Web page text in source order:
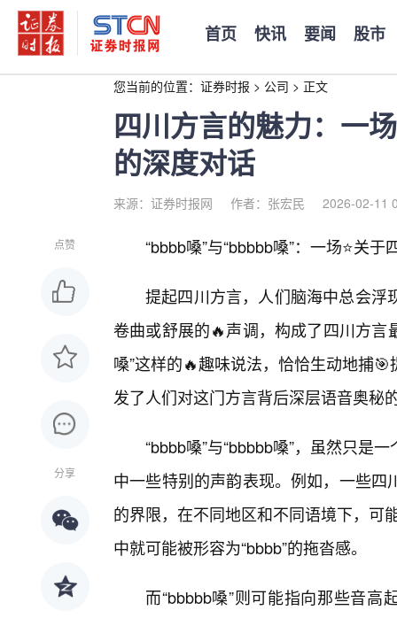
首页 快讯 要闻 股市
您当前的位置： 证券时报 > 公司 > 正文
四川方言的魅力：一
的深度对话
来源：证券时报网 作者：张宏民 2026-02-11
点赞
分享
“bbbb嗓”与“bbbbb嗓”：一场⭐关
提起四川方言，人们脑海中总会浮
卷曲或舒展的🔥声调，构成了四川方言
嗓”这样的🔥趣味说法，恰恰生动地捕
发了人们对这门方言背后深层语音奥秘
“bbbb嗓”与“bbbbb嗓”，虽然只是
中一些特别的声韵表现。例如，一些
的界限，在不同地区和不同语境下，可
中就可能被形容为“bbbb”的拖沓感。
而“bbbbb嗓”则可能指向那些音高